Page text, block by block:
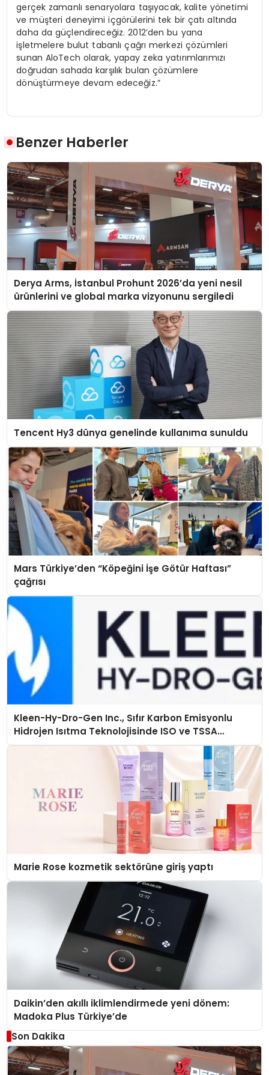
gerçek zamanlı senaryolara taşıyacak, kalite yönetimi
ve müşteri deneyimi içgörülerini tek bir çatı altında
daha da güçlendireceğiz. 2012’den bu yana
işletmelere bulut tabanlı çağrı merkezi çözümleri
sunan AloTech olarak, yapay zeka yatırımlarımızı
doğrudan sahada karşılık bulan çözümlere
dönüştürmeye devam edeceğiz.”
Benzer Haberler
Derya Arms, İstanbul Prohunt 2026’da yeni nesil
ürünlerini ve global marka vizyonunu sergiledi
Tencent Hy3 dünya genelinde kullanıma sunuldu
Mars Türkiye’den “Köpeğini İşe Götür Haftası”
çağrısı
Kleen-Hy-Dro-Gen Inc., Sıfır Karbon Emisyonlu
Hidrojen Isıtma Teknolojisinde ISO ve TSSA
Düzenleyici Onaylarını Aldı
Marie Rose kozmetik sektörüne giriş yaptı
Daikin’den akıllı iklimlendirmede yeni dönem:
Madoka Plus Türkiye’de
Son Dakika